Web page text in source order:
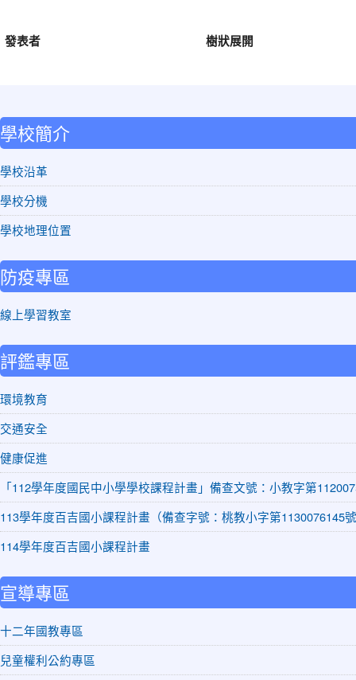
發表者 樹狀展開
學校簡介
學校沿革
學校分機
學校地理位置
防疫專區
線上學習教室
評鑑專區
環境教育
交通安全
健康促進
「112學年度國民中小學學校課程計畫」備查文號：小教字第
113學年度百吉國小課程計畫（備查字號：桃教小字第1130076145
114學年度百吉國小課程計畫
宣導專區
十二年國教專區
兒童權利公約專區